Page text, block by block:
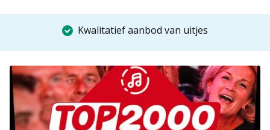
Kwalitatief aanbod van uitjes